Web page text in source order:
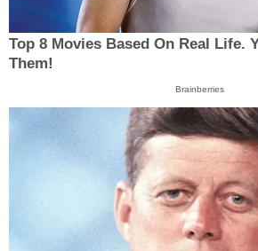
Top 8 Movies Based On Real Life.
Them!
Brainberries